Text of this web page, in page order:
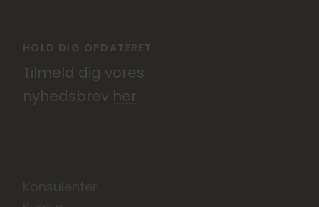
HOLD DIG OPDATERET
Tilmeld dig vores
nyhedsbrev her